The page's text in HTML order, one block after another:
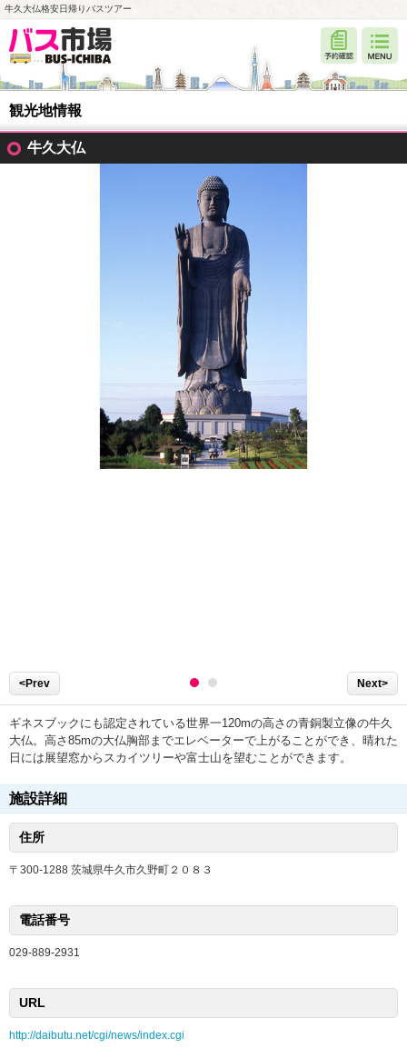
牛久大仏格安日帰りバスツアー
観光地情報
牛久大仏
<Prev Next>
ギネスブックにも認定されている世界一120mの高さの青銅製立像の牛久
大仏。高さ85mの大仏胸部までエレベーターで上がることができ、晴れた
日には展望窓からスカイツリーや富士山を望むことができます。
施設詳細
住所
〒300-1288 茨城県牛久市久野町２０８３
電話番号
029-889-2931
URL
http://daibutu.net/cgi/news/index.cgi